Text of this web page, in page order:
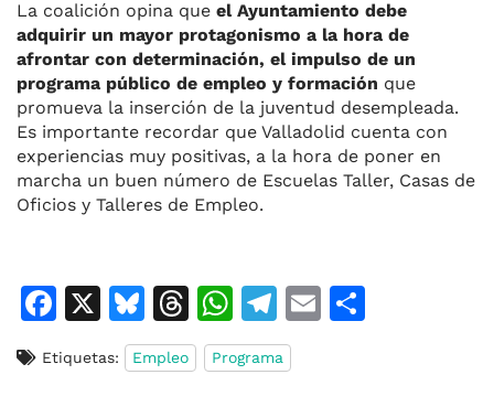
La coalición opina que el Ayuntamiento debe
adquirir un mayor protagonismo a la hora de
afrontar con determinación, el impulso de un
programa público de empleo y formación que
promueva la inserción de la juventud desempleada.
Es importante recordar que Valladolid cuenta con
experiencias muy positivas, a la hora de poner en
marcha un buen número de Escuelas Taller, Casas de
Oficios y Talleres de Empleo.
F
c
X
Bl
u
e
T
h
re
W
h
at
T
el
e
E
Etiquetas: Empleo Programa